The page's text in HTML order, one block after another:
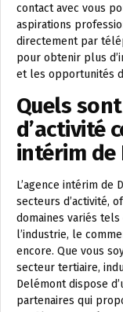
contact avec vous
aspirations
directement par
pour obtenir plus
et les opportunités
Quels
d’activité
intérim de
L’agence intérim de
secteurs d’activité,
domaines variés
l’industrie, le
encore. Que vous
secteur tertiaire,
Delémont dispose
partenaires qui